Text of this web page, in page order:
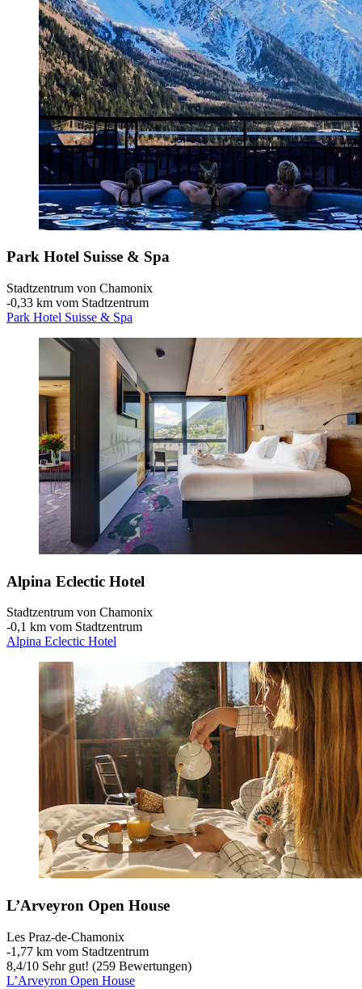
Park Hotel Suisse & Spa
Stadtzentrum von Chamonix
‐0,33 km vom Stadtzentrum
Park Hotel Suisse & Spa
Alpina Eclectic Hotel
Stadtzentrum von Chamonix
‐0,1 km vom Stadtzentrum
Alpina Eclectic Hotel
L’Arveyron Open House
Les Praz-de-Chamonix
‐1,77 km vom Stadtzentrum
8,4/10 Sehr gut! (259 Bewertungen)
L’Arveyron Open House